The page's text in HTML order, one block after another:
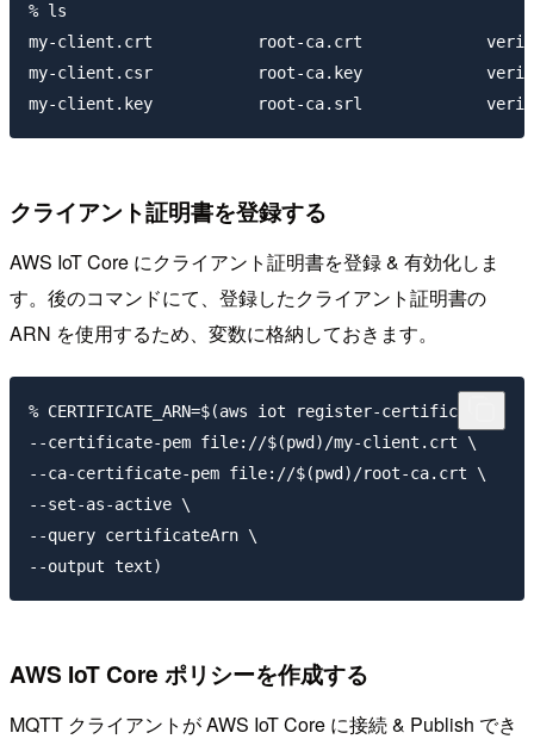
% ls
my-client.crt		root-ca.crt		verification-cert.crt
my-client.csr		root-ca.key		verification-cert.csr
クライアント証明書を登録する
AWS IoT Core にクライアント証明書を登録 & 有効化しま
す。後のコマンドにて、登録したクライアント証明書の
ARN を使用するため、変数に格納しておきます。
% CERTIFICATE_ARN=$(aws iot register-certificate \
--certificate-pem file://$(pwd)/my-client.crt \
--ca-certificate-pem file://$(pwd)/root-ca.crt \
--set-as-active \
--query certificateArn \
AWS IoT Core ポリシーを作成する
MQTT クライアントが AWS IoT Core に接続 & Publish でき